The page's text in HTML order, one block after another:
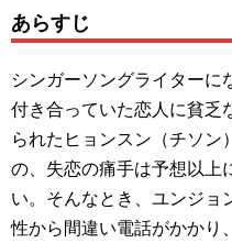
あらすじ
シンガーソングライターに
付き合っていた恋人に貧乏
られたヒョンスン（チソ
の、失恋の痛手は予想以上
い。そんなとき、ユンジョ
性から間違い電話がかかり